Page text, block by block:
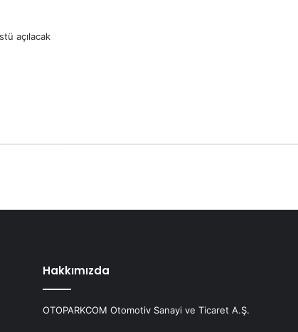
açılacak
Hakkımızda
OTOPARKCOM Otomotiv Sanayi ve Ticaret A.Ş.